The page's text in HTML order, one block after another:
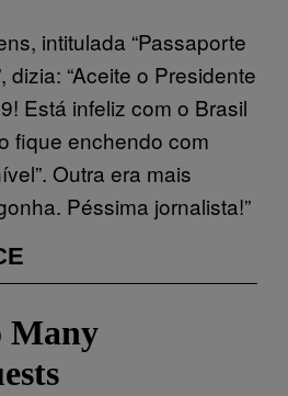
intitulada “Passaporte
dizia: “Aceite o Presidente
Está infeliz com o Brasil
fique enchendo com
Outra era mais
Péssima jornalista!”